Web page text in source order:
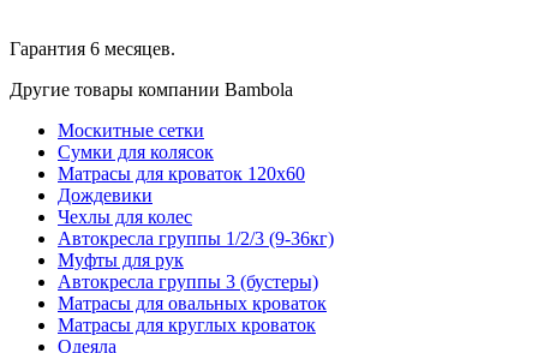
Гарантия 6 месяцев.
Другие товары компании Bambola
Москитные сетки
Сумки для колясок
Матрасы для кроваток 120х60
Дождевики
Чехлы для колес
Автокресла группы 1/2/3 (9-36кг)
Муфты для рук
Автокресла группы 3 (бустеры)
Матрасы для овальных кроваток
Матрасы для круглых кроваток
Одеяла